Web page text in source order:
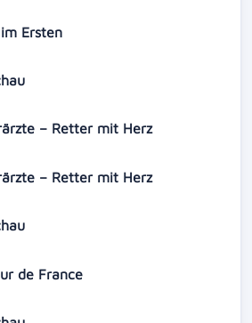
Ersten
– Retter mit Herz
– Retter mit Herz
de France